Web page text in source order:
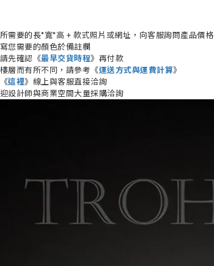
需要的長*寬*高 + 款式照片或網址，向客服詢問產品價格
您需要的顏色於備註欄
先確認《最早交貨時程》再付款
層而有所不同，請參考《運送方式與運費計算》
這裡》線上與客服直接洽詢
設計師與商業空間大量採購洽詢